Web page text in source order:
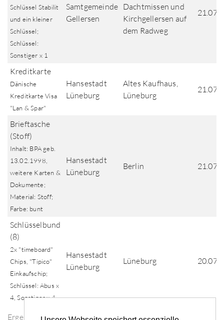
Ergebnisse der Fundsuche
Schlüssel Stabilit
und ein kleiner
Schlüssel;
Schlüssel:
Sonstiger x 1
Samtgemeinde
Gellersen
Dachtmissen und
Kirchgellersen auf
dem Radweg
Kreditkarte
Dänische
Kreditkarte Visa
"Lan & Spar"
Hansestadt
Lüneburg
Altes Kaufhaus,
Lüneburg
Brieftasche
(Stoff)
Inhalt: BPA geb.
13.02.1998,
weitere Karten &
Dokumente;
Material: Stoff;
Farbe: bunt
Hansestadt
Lüneburg
Berlin
Schlüsselbund
(8)
2x "timeboard"
Chips, "Tipico"
Einkaufschip;
Schlüssel: Abus x
4, Sonstiger x 4
Hansestadt
Lüneburg
Lüneburg